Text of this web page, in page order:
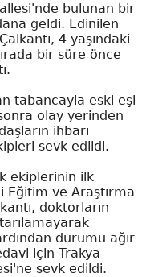
bulunan bir
geldi. Edinilen
4 yaşındaki
bir süre önce
tabancayla eski eşi
olay yerinden
ihbarı
sevk edildi.
ekiplerinin ilk
Eğitim ve Araştırma
doktorların
durumu ağır
için Trakya
sevk edildi.